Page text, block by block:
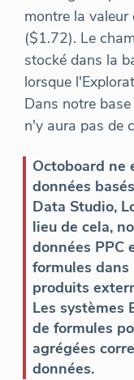
montre la valeur
($1.72). Le
stocké dans la
lorsque
Dans notre
n'y aura pas de
Octoboard ne
données
Data Studio,
lieu de cela,
données PPC
formules
produits
Les systèmes
de formules
agrégées
données.